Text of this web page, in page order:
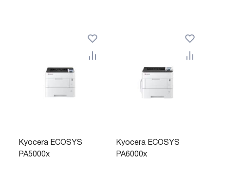
Kyocera ECOSYS
РА5000x
Kyocera ECOSYS
PA6000x